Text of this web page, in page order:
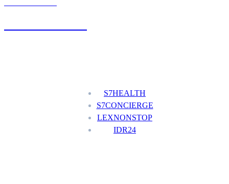
S7HEALTH
S7CONCIERGE
LEXNONSTOP
IDR24